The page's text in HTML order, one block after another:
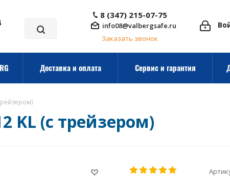
8 (347) 215-07-75
info08@valbergsafe.ru
Заказать звонок
Доставка и оплата Сервис и гарантия
KL (с трейзером)